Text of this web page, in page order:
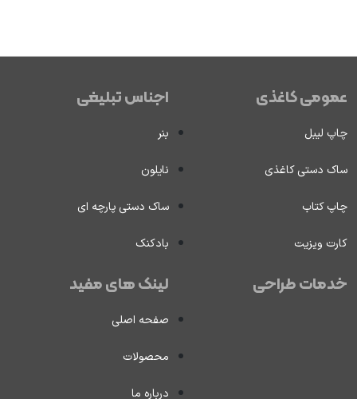
عمومی کاغذی
چاپ لیبل
ساک دستی کاغذی
چاپ کتاب
کارت ویزیت
اجناس تبلیغی
بنر
نایلون
ساک دستی پارچه ای
بادکنک
خدمات طراحی لینک های مفید
صفحه اصلی
محصولات
درباره ما